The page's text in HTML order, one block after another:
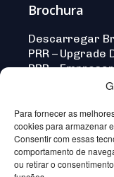
Para fornecer as
cookies para armazenar
Consentir com essas
comportamento de
ou retirar o
Brochura
Descarregar
PRR – Upgrade
PRR –
Norma-
Açores
© 2026